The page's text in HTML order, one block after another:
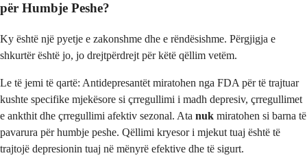
për Humbje Peshe?
Ky është një pyetje e zakonshme dhe e rëndësishme. Përgjigja e
shkurtër është jo, jo drejtpërdrejt për këtë qëllim vetëm.
Le të jemi të qartë: Antidepresantët miratohen nga FDA për të trajtuar
kushte specifike mjekësore si çrregullimi i madh depresiv, çrregullimet
e ankthit dhe çrregullimi afektiv sezonal. Ata nuk miratohen si barna të
pavarura për humbje peshe. Qëllimi kryesor i mjekut tuaj është të
trajtojë depresionin tuaj në mënyrë efektive dhe të sigurt.